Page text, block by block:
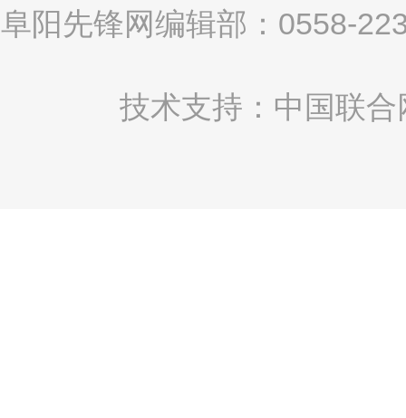
阜阳先锋网编辑部：0558-
技术支持：中国联